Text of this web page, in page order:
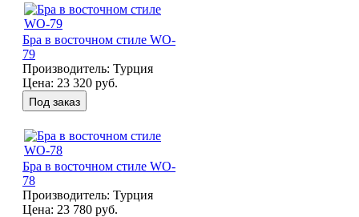
Бра в восточном стиле WO-
79
Производитель: Турция
Цена: 23 320 руб.
Бра в восточном стиле WO-
78
Производитель: Турция
Цена: 23 780 руб.